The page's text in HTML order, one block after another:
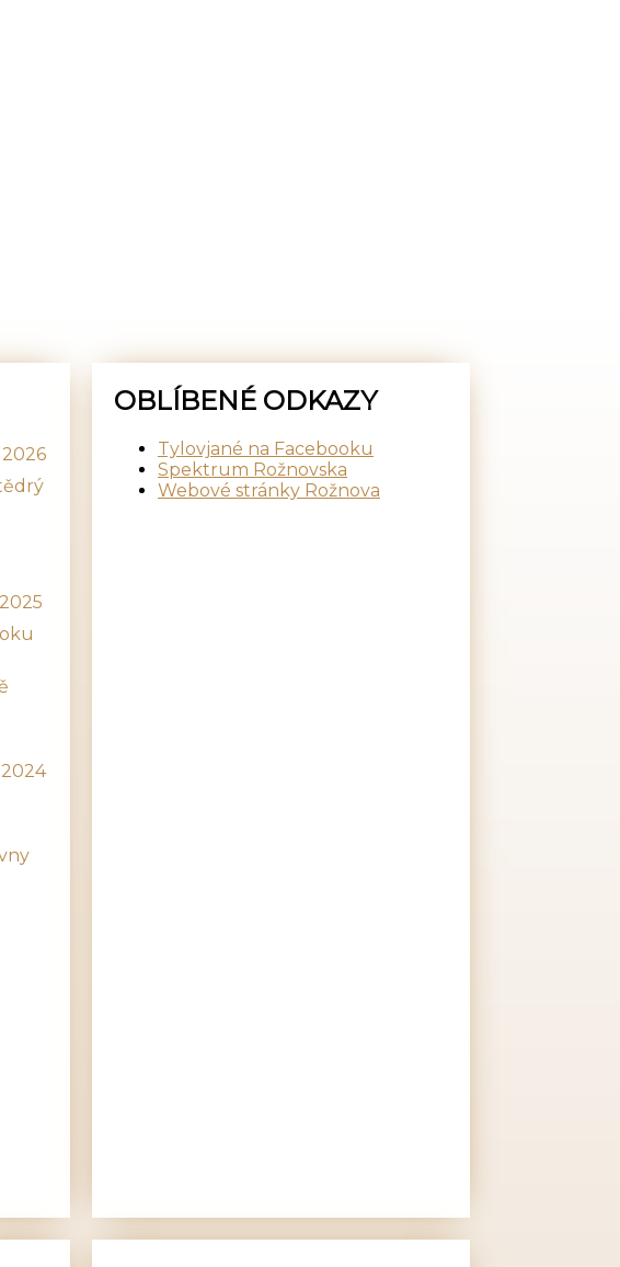
OBLÍBENÉ ODKAZY
Tylovjané na Facebooku
Spektrum Rožnovska
Webové stránky Rožnova